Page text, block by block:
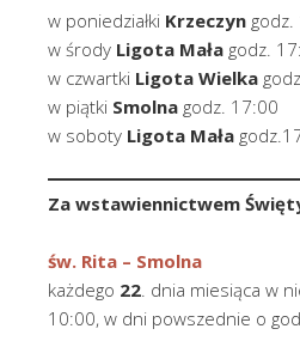
w poniedziałki Krzeczyn
w środy Ligota Mała godz.
w czwartki Ligota Wielka
w piątki Smolna godz. 17:00
w soboty Ligota Mała
Za wstawiennictwem
św. Rita – Smolna
każdego 22. dnia miesiąca w
10:00, w dni powszednie o